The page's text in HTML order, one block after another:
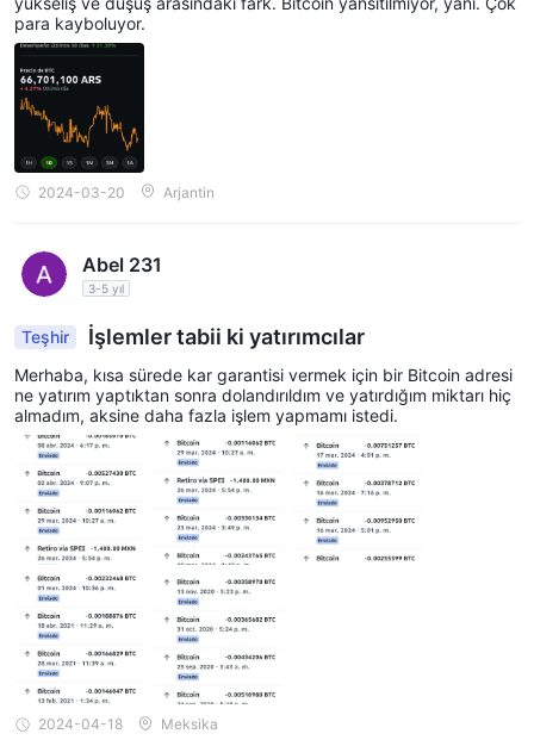
Çevrimiçi ticaret önemli riskler içerir ve yatırdığınız sermayenin
tamamını kaybedebilirsiniz. Tüm tüccarlar veya yatırımcılar için
uygun değildir. Lütfen risklerin farkında olduğunuzdan emin olun
ve bu incelemede sağlanan bilgilerin şirketin hizmetleri ve
politikalarının sürekli güncellenmesi nedeniyle değişebileceğini
unutmayın. Ayrıca, bu incelemenin oluşturulduğu tarih de önemli
bir faktör olabilir, çünkü o zamandan beri bilgiler değişmiş
para kayboluyor.
2024-03-20 Arjantin
Abel 231
3-5 yıl
Teşhir İşlemler tabii ki yatırımcılar
Merhaba, kısa sürede kar garantisi vermek için bir Bitcoin adresi
ne yatırım yaptıktan sonra dolandırıldım ve yatırdığım miktarı hiç
almadım, aksine daha fazla işlem yapmamı istedi.
2024-04-18 Meksika